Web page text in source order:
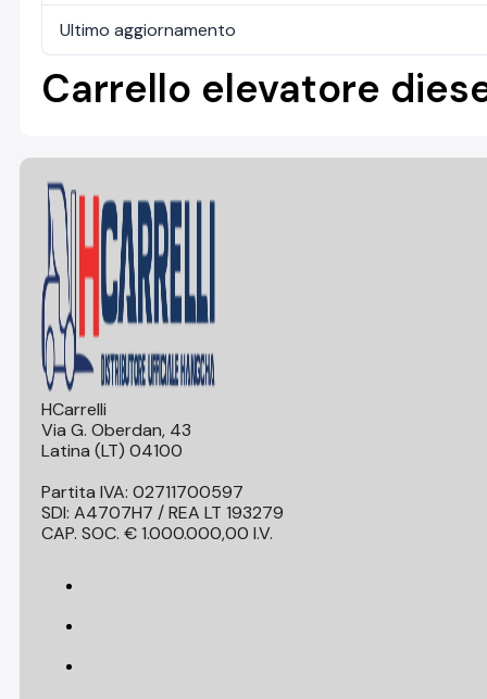
Ultimo aggiornamento
Carrello elevatore
HCarrelli
Via G. Oberdan, 43
Latina (LT) 04100
Partita IVA: 02711700597
SDI: A4707H7 / REA LT 193279
CAP. SOC. € 1.000.000,00 I.V.